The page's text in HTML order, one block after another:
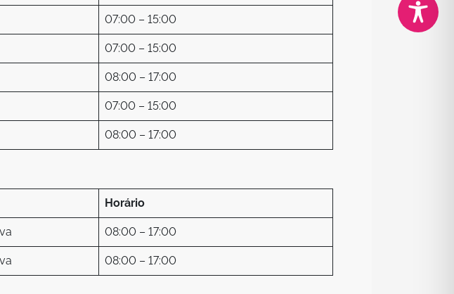
07:00 – 15:00
07:00 – 15:00
08:00 – 17:00
07:00 – 15:00
08:00 – 17:00
Horário
08:00 – 17:00
08:00 – 17:00